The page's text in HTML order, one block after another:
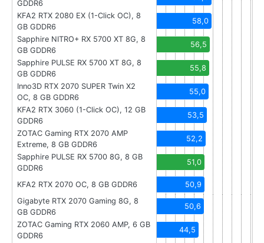
GDDR6
KFA2 RTX 2080 EX (1-Click OC), 8
GB GDDR6
58,0
Sapphire NITRO+ RX 5700 XT 8G, 8
GB GDDR6
56,5
Sapphire PULSE RX 5700 XT 8G, 8
GB GDDR6
55,8
Inno3D RTX 2070 SUPER Twin X2
OC, 8 GB GDDR6
55,0
KFA2 RTX 3060 (1-Click OC), 12 GB
GDDR6
53,5
ZOTAC Gaming RTX 2070 AMP
Extreme, 8 GB GDDR6
52,2
Sapphire PULSE RX 5700 8G, 8 GB
GDDR6
51,0
KFA2 RTX 2070 OC, 8 GB GDDR6
50,9
Gigabyte RTX 2070 Gaming 8G, 8
GB GDDR6
50,6
ZOTAC Gaming RTX 2060 AMP, 6 GB
GDDR6
44,5